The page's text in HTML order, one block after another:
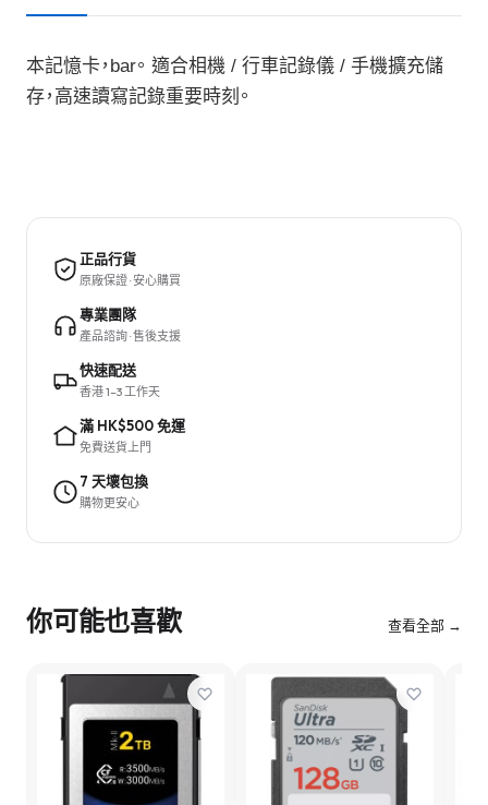
本記憶卡，bar。 適合相機 / 行車記錄儀 / 手機擴充儲
存，高速讀寫記錄重要時刻。
正品行貨
原廠保證 · 安心購買
專業團隊
產品諮詢 · 售後支援
快速配送
香港 1–3 工作天
滿 HK$500 免運
免費送貨上門
7 天壞包換
購物更安心
你可能也喜歡 查看全部 →